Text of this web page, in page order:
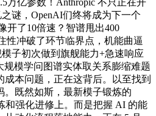
万亿参数！Anthropic 不只正在开
谜，OpenAI们终将成为下一个
开了10倍速？智谱甩出400
性冲破了环节临界点，机能曲逼
模子初次做到旗舰能力+急速响应
规模学问图谱实体取关系膨缩难题
本问题，正在这背后。以至找到
。既然如斯，最新模子锻炼的
和强化进修上。而是把握 AI 的能